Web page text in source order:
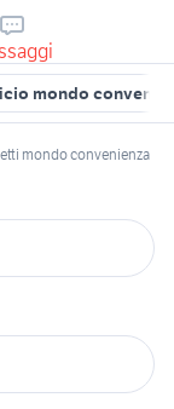
mondo
mondo convenienza